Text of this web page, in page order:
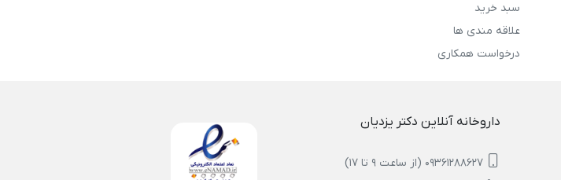
سبد خرید
علاقه مندی ها
درخواست همکاری
داروخانه آنلاین دکتر یزدیان
09361288627 (از ساعت 9 تا 17)